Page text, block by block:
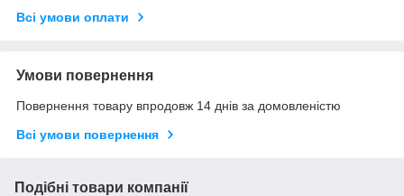
Всі умови оплати
Умови повернення
Повернення товару впродовж 14 днів за домовленістю
Всі умови повернення
Подібні товари компанії